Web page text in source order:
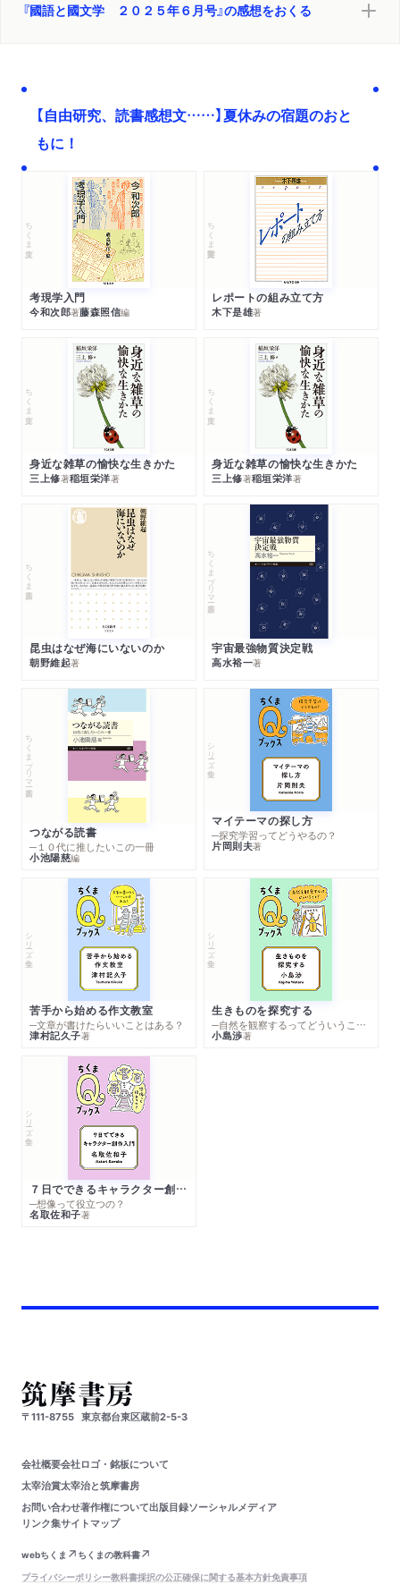
『國語と國文学 ２０２５年６月号』の感想をおくる
【自由研究、読書感想文……】夏休みの宿題のおと
もに！
ちくま文庫
考現学入門
今和次郎著藤森照信編
ちくま学芸文庫
レポートの組み立て方
木下是雄著
ちくま文庫
身近な雑草の愉快な生きかた
三上修著稲垣栄洋著
ちくま文庫
身近な雑草の愉快な生きかた
三上修著稲垣栄洋著
ちくま新書
昆虫はなぜ海にいないのか
朝野維起著
ちくまプリマー新書
宇宙最強物質決定戦
高水裕一著
ちくまプリマー新書
つながる読書
─１０代に推したいこの一冊
小池陽慈編
シリーズ・全集
マイテーマの探し方
─探究学習ってどうやるの？
片岡則夫著
シリーズ・全集
苦手から始める作文教室
─文章が書けたらいいことはある？
津村記久子著
シリーズ・全集
生きものを探究する
─自然を観察するってどういうこと？
小島渉著
シリーズ・全集
７日でできるキャラクター創作入門
─想像って役立つの？
名取佐和子著
〒111-8755 東京都台東区蔵前2-5-3
会社概要会社ロゴ・銘板について
太宰治賞太宰治と筑摩書房
お問い合わせ著作権について出版目録ソーシャルメディア
リンク集サイトマップ
webちくま
ちくまの教科書
プライバシーポリシー教科書採択の公正確保に関する基本方針免責事項